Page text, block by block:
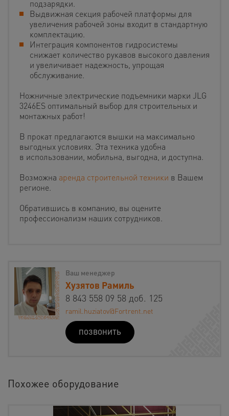
подзарядки.
Выдвижная секция рабочей платформы для
увеличения рабочей зоны входит в стандартную
комплектацию.
Интеграция компонентов гидросистемы
снижает количество рукавов высокого давления
и увеличивает надежность, упрощая
обслуживание.
Ножничные электрические подъемники марки JLG
3246ES оптимальный выбор для строительных и
монтажных работ!
В прокат предлагаются вышки на максимально
выгодных условиях. Эта техника удобна
в использовании, мобильна, выгодна, и доступна.
Возможна аренда строительной техники в Вашем
регионе.
Обратившись в компанию, вы оцените
профессионализм наших сотрудников.
Ваш менеджер
Хузятов Рамиль
8 843 558 09 58 доб. 125
ramil.huziatov@Fortrent.net
ПОЗВОНИТЬ
Похожее оборудование